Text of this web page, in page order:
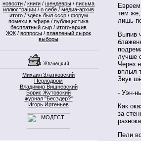
новости / книги / шендевры / письма
иллюстрации / о себе / медиа-архив
итого/ здесь был ссср/ форум
помехи в эфире / публицистика
бесплатный сыр / итого-архив
ЖЖ / вопросы / плавленый сырок
выборы
Михаил Златковский
Перлодром
Владимир Вишневский
Борис Жутовский
журнал "Бесэдер?"
Игорь Иртеньев
тем же,
лишь
Выпив
лучше
Через
вплыл
Звук
- Уэн-
Как
за
Пели